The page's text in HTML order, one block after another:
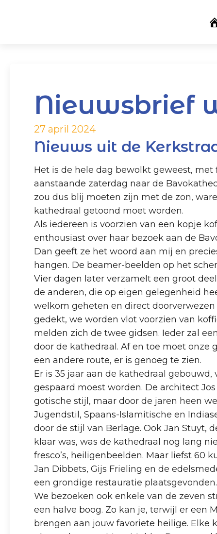
Nieuwsbrief
27 april 2024
Nieuws uit de
Het is de hele dag bewolkt geweest,
aanstaande zaterdag naar de
zou dus blij moeten zijn met de zon,
kathedraal getoond moet worden.
Als iedereen is voorzien van een kopje
enthousiast over haar bezoek aan de
Dan geeft ze het woord aan mij en
hangen. De beamer-beelden op het
Vier dagen later verzamelt een groot
de anderen, die op eigen gelegenheid
welkom geheten en direct
gedekt, we worden vlot voorzien van
melden zich de twee gidsen. Ieder zal
door de kathedraal. Af en toe moet onze
een andere route, er is genoeg te zien.
Er is 35 jaar aan de kathedraal
gespaard moest worden. De architect
gotische stijl, maar door de jaren heen
Jugendstil, Spaans-Islamitische en
door de stijl van Berlage. Ook Jan Stuyt,
klaar was, was de kathedraal nog lang
fresco’s, heiligenbeelden. Maar liefst 60
Jan Dibbets, Gijs Frieling en de
een grondige restauratie plaatsgevonden.
We bezoeken ook enkele van de zeven
een halve boog. Zo kan je, terwijl er een
brengen aan jouw favoriete heilige. Elke